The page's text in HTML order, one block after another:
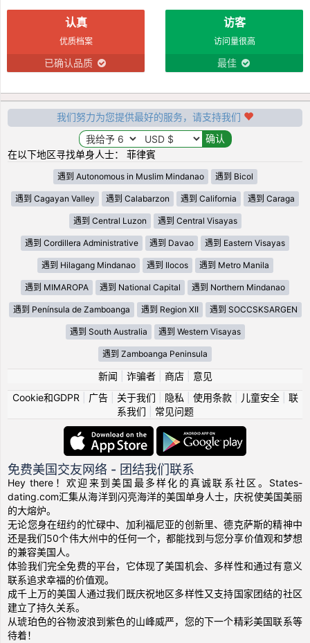
认真
优质档案
已确认品质
访客
访问量很高
最佳
我们努力为您提供最好的服务，请支持我们
在以下地区寻找单身人士： 菲律賓
遇到 Autonomous in Muslim Mindanao 遇到 Bicol
遇到 Cagayan Valley 遇到 Calabarzon 遇到 California 遇到 Caraga
遇到 Central Luzon 遇到 Central Visayas
遇到 Cordillera Administrative 遇到 Davao 遇到 Eastern Visayas
遇到 Hilagang Mindanao 遇到 Ilocos 遇到 Metro Manila
遇到 MIMAROPA 遇到 National Capital 遇到 Northern Mindanao
遇到 Península de Zamboanga 遇到 Region XII 遇到 SOCCSKSARGEN
遇到 South Australia 遇到 Western Visayas
遇到 Zamboanga Peninsula
新闻 诈骗者| 商店| 意见
Cookie和GDPR
广告| 关于我们 隐私 使用条款| 儿童安全| 联
系我们
常见问题
免费美国交友网络 - 团结我们联系
Hey there！欢迎来到美国最多样化的真诚联系社区。States-
dating.com汇集从海洋到闪亮海洋的美国单身人士，庆祝使美国美丽
的大熔炉。
无论您身在纽约的忙碌中、加利福尼亚的创新里、德克萨斯的精神中
还是我们50个伟大州中的任何一个，都能找到与您分享价值观和梦想
的兼容美国人。
体验我们完全免费的平台，它体现了美国机会、多样性和通过有意义
联系追求幸福的价值观。
成千上万的美国人通过我们既庆祝地区多样性又支持国家团结的社区
建立了持久关系。
从琥珀色的谷物波浪到紫色的山峰威严，您的下一个精彩美国联系等
待着！